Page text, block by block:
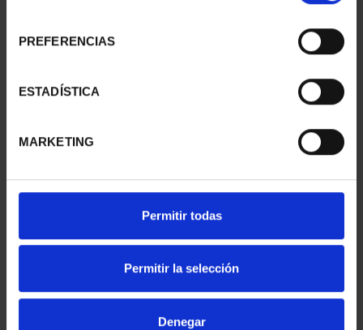
PREFERENCIAS
ESTADÍSTICA
MARKETING
Permitir todas
Permitir la selección
Denegar
VICTORIA (SERIES IV)
€16.94
CENTURY GALLEON